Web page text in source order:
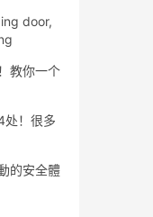
door,
教你一个
处！很多
的安全體